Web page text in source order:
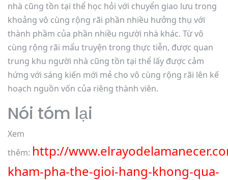
nhà cũng tồn tại thể học hỏi với chuyển giao lưu trong
khoảng vô cùng rộng rãi phần nhiều hưởng thụ với
thành phầm của phần nhiều người nhà khác. Từ vô
cùng rộng rãi mẩu truyện trong thực tiễn, được quan
trung khu người nhà cũng tồn tại thể lấy được cảm
hứng với sáng kiến mới mẻ cho vô cùng rộng rãi lên kế
hoạch nguồn vốn của riêng thành viên.
Nói tóm lại
Xem
thêm: http://
kham-pha-the-gioi-hang-khong-qua-